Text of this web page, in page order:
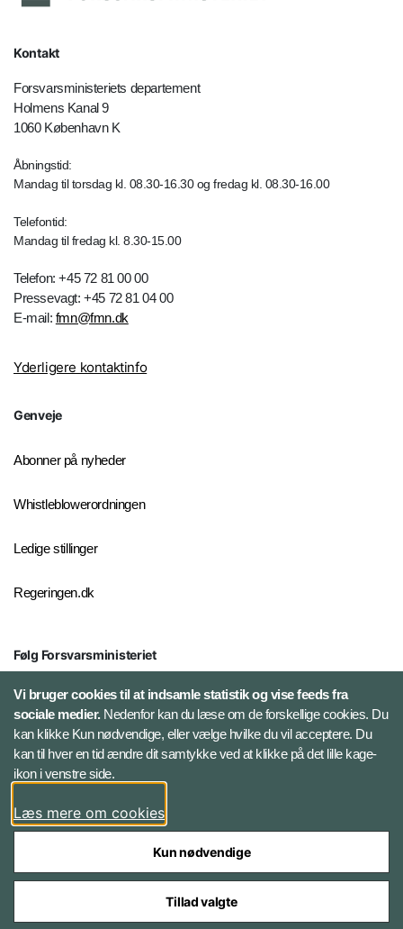
Kontakt
Forsvarsministeriets departement
Holmens Kanal 9
1060 København K
Åbningstid:
Mandag til torsdag kl. 08.30-16.30 og fredag kl. 08.30-16.00
Telefontid:
Mandag til fredag kl. 8.30-15.00
Telefon: +45 72 81 00 00
Pressevagt: +45 72 81 04 00
E-mail: fmn@fmn.dk
Yderligere kontaktinfo
Genveje
Abonner på nyheder
Whistleblowerordningen
Ledige stillinger
Regeringen.dk
Følg Forsvarsministeriet
X
LinkedIn
Instagram
Vi bruger cookies til at indsamle statistik og vise feeds fra
sociale medier.Nedenfor kan du læse om de forskellige cookies. Du
kan klikke Kun nødvendige, eller vælge hvilke du vil acceptere. Du
kan til hver en tid ændre dit samtykke ved at klikke på det lille kage-
ikon i venstre side.
Læs mere om cookies
Kun nødvendige
Tillad valgte